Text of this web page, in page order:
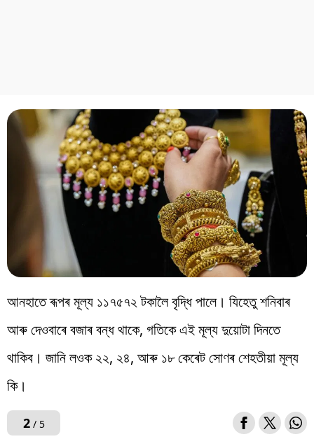
আনহাতে ৰূপৰ মূল্য ১১৭৫৭২ টকালৈ বৃদ্ধি পালে। যিহেতু শনিবাৰ
আৰু দেওবাৰে বজাৰ বন্ধ থাকে, গতিকে এই মূল্য দুয়োটা দিনতে
থাকিব। জানি লওক ২২, ২৪, আৰু ১৮ কেৰেট সোণৰ শেহতীয়া মূল্য
কি।
2/ 5